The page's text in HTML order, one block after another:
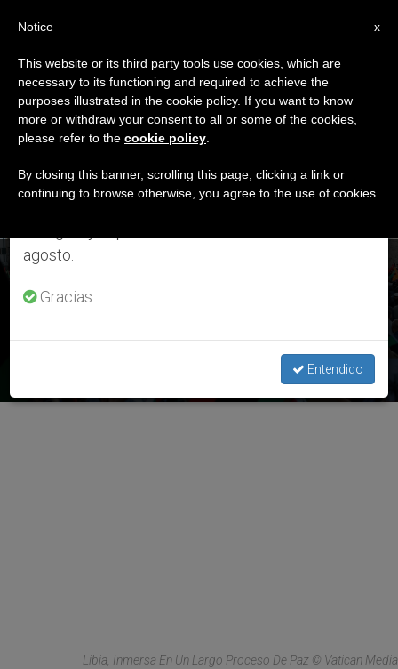
ETIQUETA
Posts Tagged ‘tregua’
ÚLTIMAS NOTICIAS
Libia: La tregua fue violada, pero la Iglesia “no abandona el
rebaño”
Libia, Inmersa En Un Largo Proceso De Paz © Vatican Media
×
Aviso importante
Del 27 de julio al 7 de agosto haremos la pausa
anual, aprovechando que en el periodo de verano
se generan menos informaciones y también el
agosto.
Gracias.
Entendido
x
Notice
This website or its third party tools use cookies, which are
necessary to its functioning and required to achieve the
purposes illustrated in the cookie policy. If you want to know
more or withdraw your consent to all or some of the cookies,
please refer to the cookie policy
By closing this banner, scrolling this page, clicking a link or
continuing to browse otherwise, you agree to the use of cookies.